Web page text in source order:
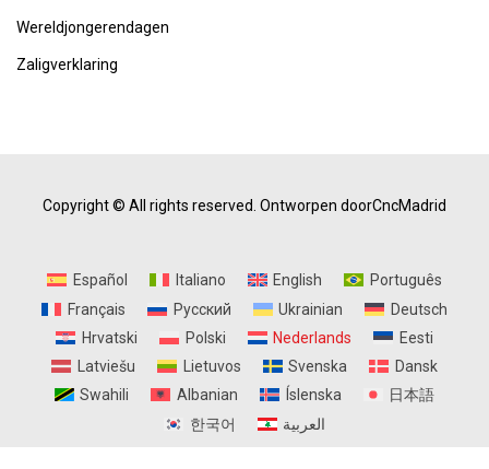
Wereldjongerendagen
Zaligverklaring
Copyright © All rights reserved. Ontworpen doorCncMadrid
Español Italiano English
Português
Français
Русский Ukrainian
Deutsch
Hrvatski
Polski Nederlands
Eesti
Latviešu
Lietuvos Svenska
Dansk
Swahili
Albanian Íslenska
日本語
한국어
العربية